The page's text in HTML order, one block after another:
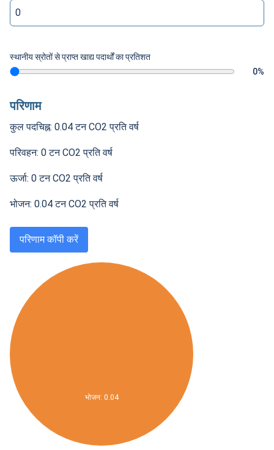
स्थानीय स्रोतों से प्राप्त खाद्य पदार्थों का प्रतिशत
0%
परिणाम
कुल पदचिह्न: 0.04 टन CO2 प्रति वर्ष
परिवहन: 0 टन CO2 प्रति वर्ष
ऊर्जा: 0 टन CO2 प्रति वर्ष
भोजन: 0.04 टन CO2 प्रति वर्ष
परिणाम कॉपी करें
भोजन: 0.04